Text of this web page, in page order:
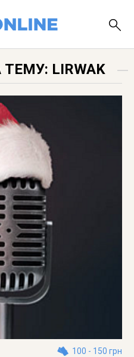
ТЕМУ: LIRWAK
100 - 150 грн